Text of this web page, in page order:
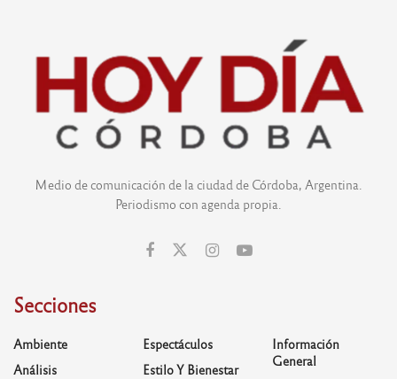
Medio de comunicación de la ciudad de Córdoba, Argentina.
Periodismo con agenda propia.
Secciones
Ambiente
Análisis
Espectáculos
Estilo Y Bienestar
Información
General